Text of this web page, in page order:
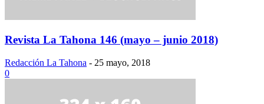
Revista La Tahona 146 (mayo – junio 2018)
Redacción La Tahona - 25 mayo, 2018
0